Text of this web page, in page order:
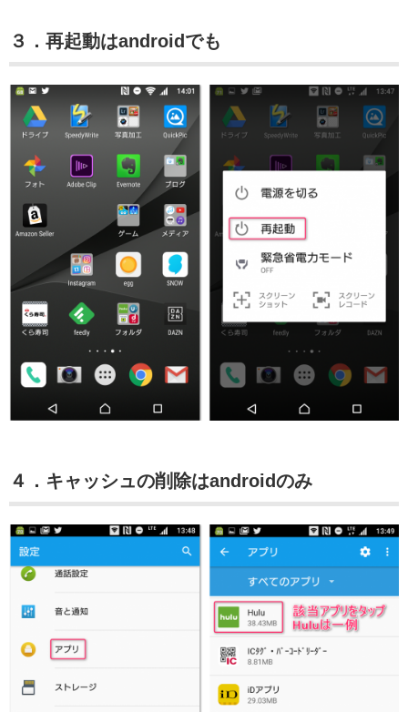
３．再起動はandroidでも
４．キャッシュの削除はandroidのみ